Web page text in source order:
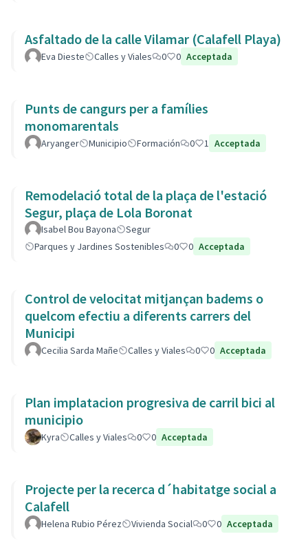
Asfaltado de la calle Vilamar (Calafell Playa)
Eva Dieste Calles y Viales 0 0 Acceptada
Punts de cangurs per a famílies
monomarentals
Aryanger Municipio Formación 0 1 Acceptada
Remodelació total de la plaça de l'estació
Segur, plaça de Lola Boronat
Isabel Bou Bayona
Segur
Parques y Jardines Sostenibles
0 0 Acceptada
Control de velocitat mitjançan badems o
quelcom efectiu a diferents carrers del
Municipi
Cecilia Sarda Mañe Calles y Viales 0 0 Acceptada
Plan implatacion progresiva de carril bici al
municipio
Kyra Calles y Viales 0 0 Acceptada
Projecte per la recerca d´habitatge social a
Calafell
Helena Rubio Pérez Vivienda Social 0 0 Acceptada